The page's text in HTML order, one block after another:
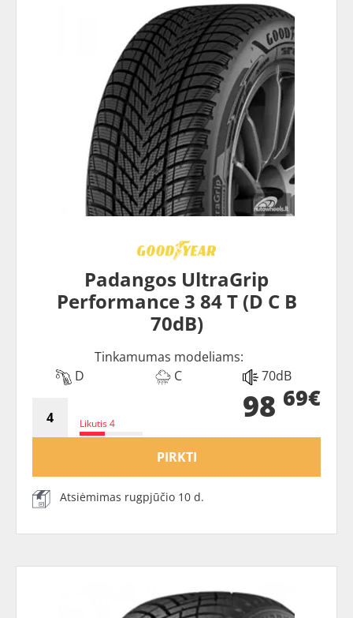
Padangos UltraGrip
Performance 3 84 T (D C B
70dB)
Tinkamumas modeliams:
D
C 70dB
Likutis 4 98 69€
PIRKTI
Atsiėmimas rugpjūčio 10 d.